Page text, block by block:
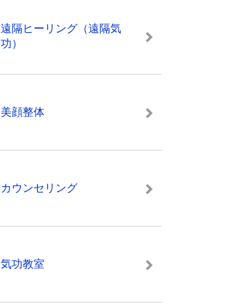
遠隔ヒーリング（遠隔気
功）
美顔整体
カウンセリング
気功教室